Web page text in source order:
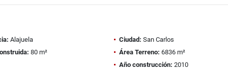
Alajuela Ciudad: San Carlos
80 m² Área Terreno: 6836 m²
Año construcción: 2010